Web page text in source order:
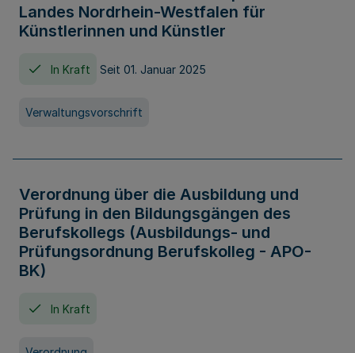
Landes Nordrhein-Westfalen für
Künstlerinnen und Künstler
In Kraft Seit 01. Januar 2025
Verwaltungsvorschrift
Verordnung über die Ausbildung und
Prüfung in den Bildungsgängen des
Berufskollegs (Ausbildungs- und
Prüfungsordnung Berufskolleg - APO-
BK)
In Kraft